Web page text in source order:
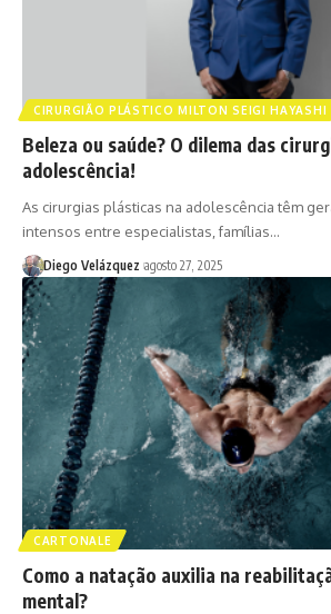
CIRURGIÃO PLÁSTICO MILTON SEIGI HAYASHI
Beleza ou saúde? O dilema das
adolescência!
As cirurgias plásticas na adolescência têm
intensos entre especialistas, famílias…
Diego Velázquez agosto 27, 2025
CARTONALE
Como a natação auxilia na
mental?